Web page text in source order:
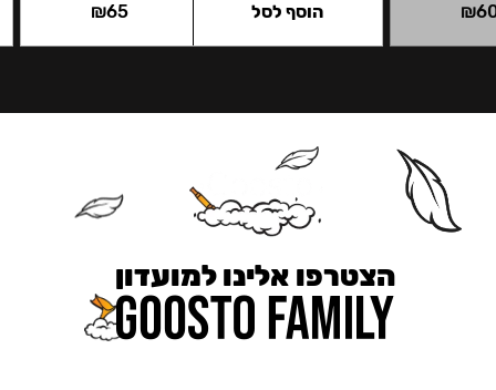
₪
₪65 הוסף לסל
הצטרפו אלינו למועדון